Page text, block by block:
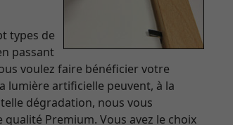
types de
passant
voulez faire bénéficier votre
lumière artificielle peuvent, à la
dégradation, nous vous
Premium. Vous avez le choix